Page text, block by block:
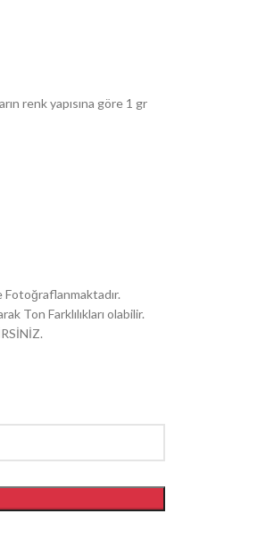
renk yapısına göre 1 gr
Fotoğraflanmaktadır.
Ton Farklılıkları olabilir.